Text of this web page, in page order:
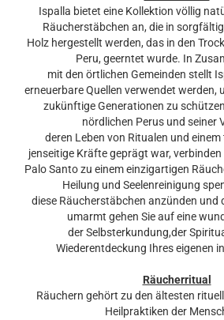
Ispalla bietet eine Kollektion völlig
Räucherstäbchen an, die in
Holz hergestellt werden, das in den
Peru, geerntet wurde. In
mit den örtlichen Gemeinden stellt
erneuerbare Quellen verwendet werden,
zukünftige Generationen zu
nördlichen Perus und seiner
deren Leben von Ritualen und
jenseitige Kräfte geprägt war,
Palo Santo zu einem einzigartigen
Heilung und Seelenreinigung
diese Räucherstäbchen anzünden und
umarmt gehen Sie auf eine
der Selbsterkundung,der
Wiederentdeckung Ihres eigenen
Räucherritual
Räuchern gehört zu den ältesten
Heilpraktiken der